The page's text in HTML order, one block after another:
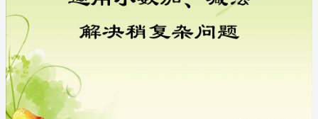
三
年
级